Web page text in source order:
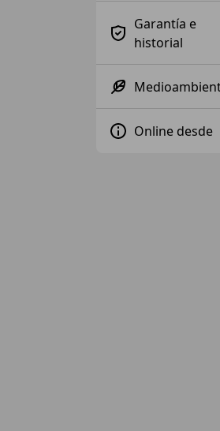
Garantía e
historial
Online desde